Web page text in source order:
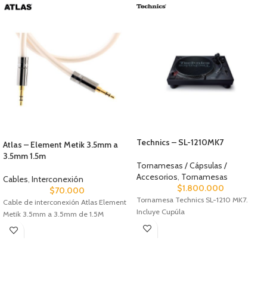
Atlas – Element Metik 3.5mm a
3.5mm 1.5m
Cables, Interconexión
$70.000
Cable de interconexión Atlas Element
Metik 3.5mm a 3.5mm de 1.5M
Technics – SL-1210MK7
Tornamesas / Cápsulas /
Accesorios, Tornamesas
$1.800.000
Tornamesa Technics SL-1210 MK7.
Incluye Cupúla